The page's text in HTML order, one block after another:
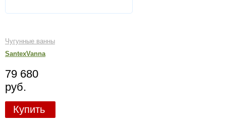
Чугунные ванны
SantexVanna
79 680
руб.
Купить